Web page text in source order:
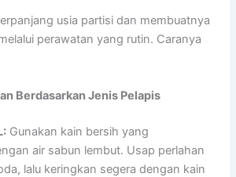
usia partisi dan membuatnya
perawatan yang rutin. Caranya
Berdasarkan Jenis Pelapis
Gunakan kain bersih yang
air sabun lembut. Usap perlahan
lalu keringkan segera dengan kain